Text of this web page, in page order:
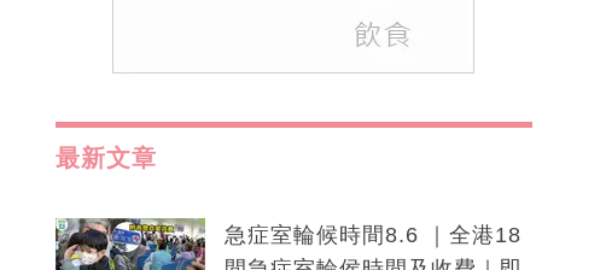
最新文章
急症室輪候時間8.6 ｜全港18